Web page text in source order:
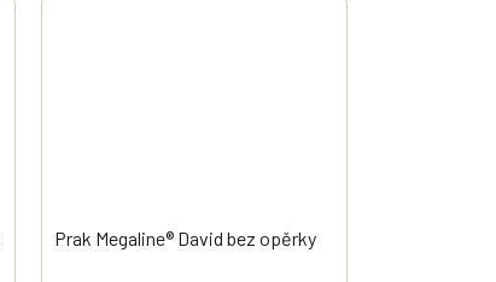
Prak Megaline® David bez opěrky